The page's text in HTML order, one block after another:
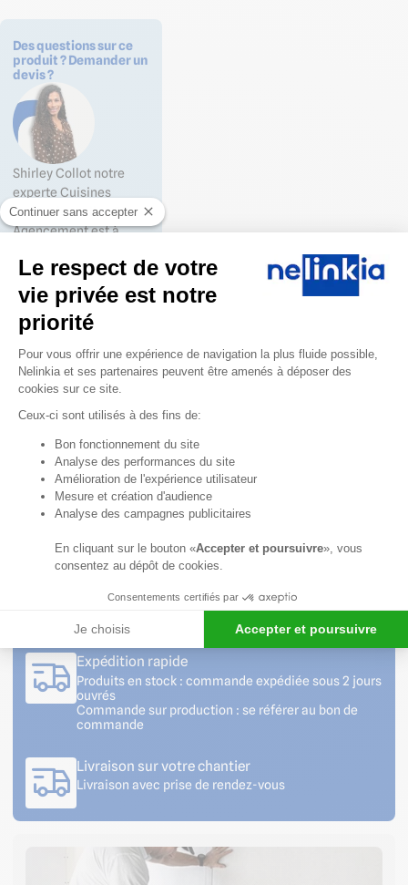
Des questions sur ce
produit ? Demander un
devis ?
Shirley Collot notre
experte Cuisines
Professionnelles &
Agencement est à
au vendredi de 8h30 à
12h30 et de 13h30 à
18h.
00
Formulaire
de contact
Professionnels ? Créez
votre compte et
bénéficiez d’avantages
Nos conseillers sont disponibles du lundi au
Expédition rapide
Produits en stock : commande expédiée sous 2 jours
ouvrés
Commande sur production : se référer au bon de
commande
Livraison sur votre chantier
Livraison avec prise de rendez-vous
Continuer sans accepter
Le respect de votre
vie privée est notre
priorité
Plateforme de Gestion du
Pour vous offrir une expérience de navigation la plus fluide possible,
Nelinkia et ses partenaires peuvent être amenés à déposer des
cookies sur ce site.
Ceux-ci sont utilisés à des fins de:
Bon fonctionnement du site
Analyse des performances du site
Amélioration de l'expérience utilisateur
Mesure et création d'audience
Analyse des campagnes publicitaires
En cliquant sur le bouton «Accepter et poursuivre», vous
consentez au dépôt de cookies.
Consentements certifiés par
Je choisis Accepter et poursuivre
Axeptio consent